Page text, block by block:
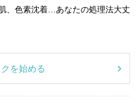
、色素沈着…あなたの処理法大丈
を始める